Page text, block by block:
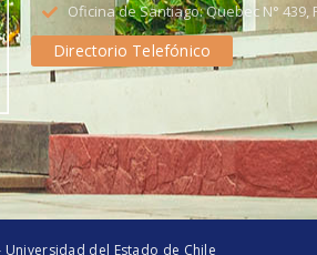
Oficina de Santiago: Quebec N° 439,
Directorio Telefónico
del Estado de Chile